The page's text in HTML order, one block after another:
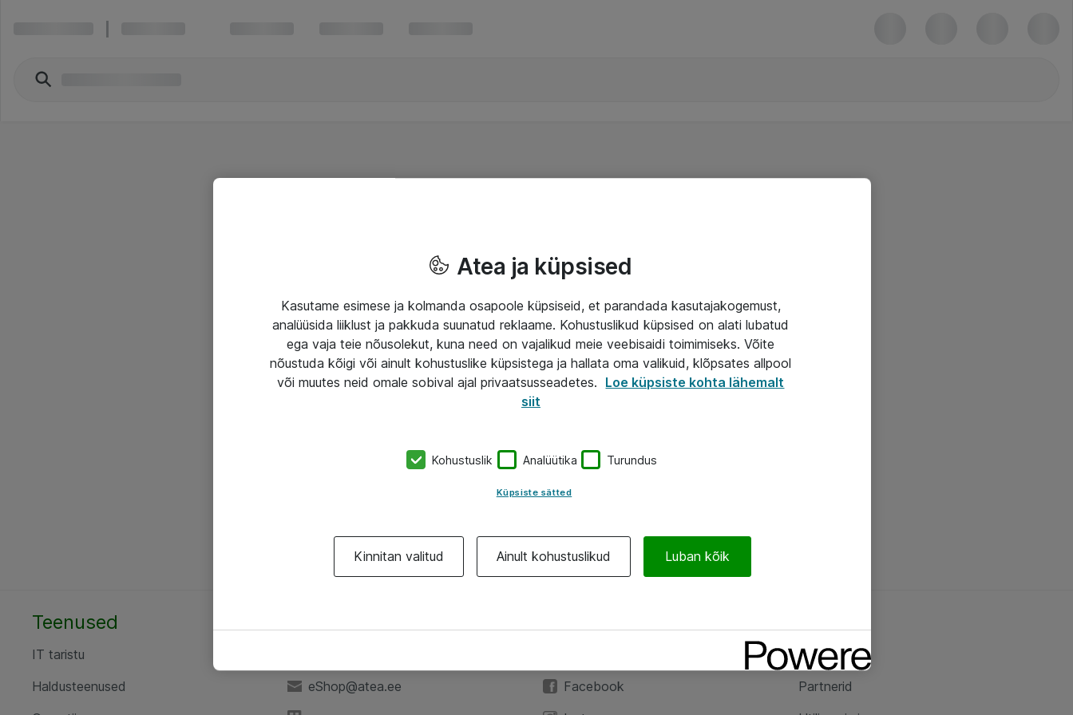
Teenused
IT taristu
Haldusteenused
eShop@atea.ee
Facebook
Ateast
Partnerid
Atea ja küpsised
Kasutame esimese ja kolmanda osapoole küpsiseid, et parandada kasutajakogemust,
analüüsida liiklust ja pakkuda suunatud reklaame. Kohustuslikud küpsised on alati lubatud
ega vaja teie nõusolekut, kuna need on vajalikud meie veebisaidi toimimiseks. Võite
nõustuda kõigi või ainult kohustuslike küpsistega ja hallata oma valikuid, klõpsates allpool
või muutes neid omale sobival ajal privaatsusseadetes. Loe küpsiste kohta lähemalt
siit
Kohustuslik Analüütika Turundus
Küpsiste sätted
Kinnitan valitud Ainult kohustuslikud Luban kõik